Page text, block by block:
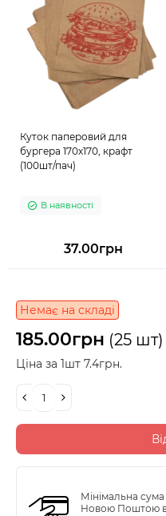
Куток паперовий для
бургера 170х170, крафт
(100шт/пач)
В наявності
37.00грн
Немає на складі
185.00грн (25 шт)
Ціна за 1шт 7.4грн.
Мінімальна
Новою Поштою